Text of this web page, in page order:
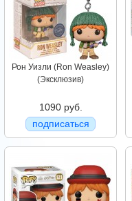
Рон Уизли (Ron Weasley)
(Эксклюзив)
1090 руб.
подписаться